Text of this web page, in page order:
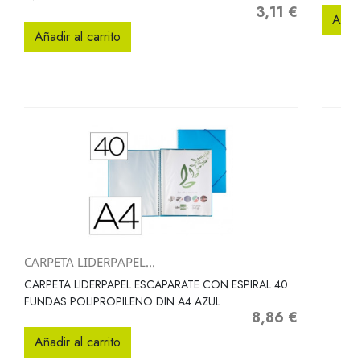
Precio
3,11 €
Añadir al carrito
Vista rápida
CARPETA LIDERPAPEL...
CARPETA LIDERPAPEL ESCAPARATE CON ESPIRAL 40
FUNDAS POLIPROPILENO DIN A4 AZUL
Precio
8,86 €
Añadir al carrito